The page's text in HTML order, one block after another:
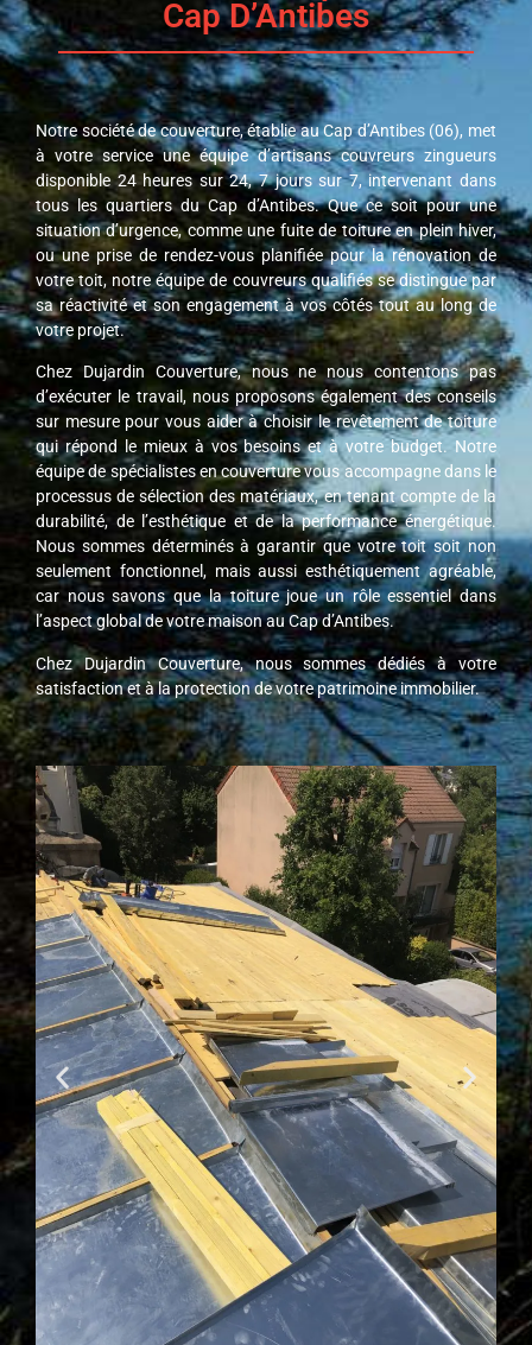
Cap D’Antibes
Notre société de couverture, établie au Cap d’Antibes (06), met
à votre service une équipe d’artisans couvreurs zingueurs
disponible 24 heures sur 24, 7 jours sur 7, intervenant dans
tous les quartiers du Cap d’Antibes. Que ce soit pour une
situation d’urgence, comme une fuite de toiture en plein hiver,
ou une prise de rendez-vous planifiée pour la rénovation de
votre toit, notre équipe de couvreurs qualifiés se distingue par
sa réactivité et son engagement à vos côtés tout au long de
votre projet.
Chez Dujardin Couverture, nous ne nous contentons pas
d’exécuter le travail, nous proposons également des conseils
sur mesure pour vous aider à choisir le revêtement de toiture
qui répond le mieux à vos besoins et à votre budget. Notre
équipe de spécialistes en couverture vous accompagne dans le
processus de sélection des matériaux, en tenant compte de la
durabilité, de l’esthétique et de la performance énergétique.
Nous sommes déterminés à garantir que votre toit soit non
seulement fonctionnel, mais aussi esthétiquement agréable,
car nous savons que la toiture joue un rôle essentiel dans
l’aspect global de votre maison au Cap d’Antibes.
Chez Dujardin Couverture, nous sommes dédiés à votre
satisfaction et à la protection de votre patrimoine immobilier.